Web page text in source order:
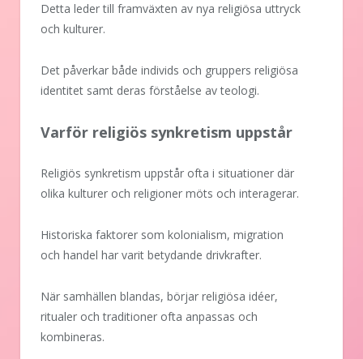
Detta leder till framväxten av nya religiösa uttryck
och kulturer.
Det påverkar både individs och gruppers religiösa
identitet samt deras förståelse av teologi.
Varför religiös synkretism uppstår
Religiös synkretism uppstår ofta i situationer där
olika kulturer och religioner möts och interagerar.
Historiska faktorer som kolonialism, migration
och handel har varit betydande drivkrafter.
När samhällen blandas, börjar religiösa idéer,
ritualer och traditioner ofta anpassas och
kombineras.